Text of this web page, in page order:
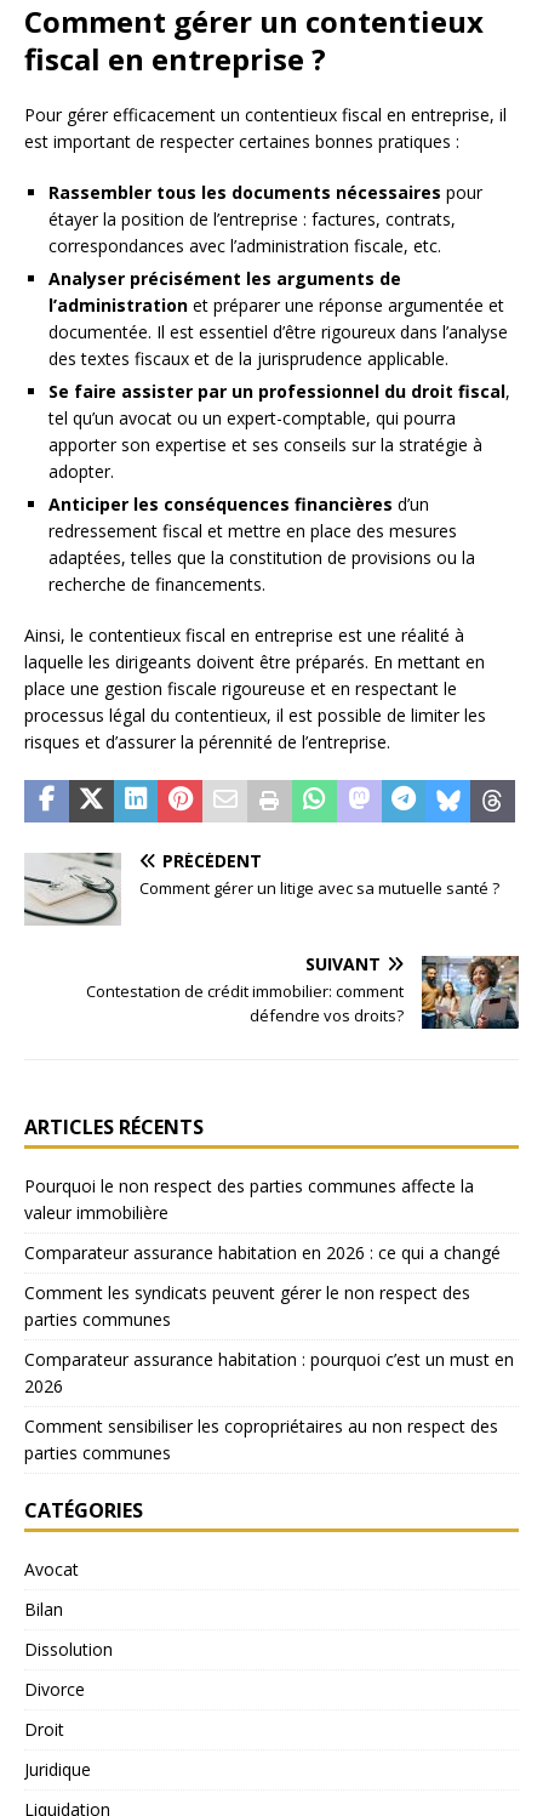
Comment gérer un contentieux
fiscal en entreprise ?
Pour gérer efficacement un contentieux fiscal en entreprise, il
est important de respecter certaines bonnes pratiques :
Rassembler tous les documents nécessaires pour
étayer la position de l’entreprise : factures, contrats,
correspondances avec l’administration fiscale, etc.
Analyser précisément les arguments de
l’administration et préparer une réponse argumentée et
documentée. Il est essentiel d’être rigoureux dans l’analyse
des textes fiscaux et de la jurisprudence applicable.
Se faire assister par un professionnel du droit fiscal,
tel qu’un avocat ou un expert-comptable, qui pourra
apporter son expertise et ses conseils sur la stratégie à
adopter.
Anticiper les conséquences financières d’un
redressement fiscal et mettre en place des mesures
adaptées, telles que la constitution de provisions ou la
recherche de financements.
Ainsi, le contentieux fiscal en entreprise est une réalité à
laquelle les dirigeants doivent être préparés. En mettant en
place une gestion fiscale rigoureuse et en respectant le
processus légal du contentieux, il est possible de limiter les
risques et d’assurer la pérennité de l’entreprise.
PRÉCÉDENT
Comment gérer un litige avec sa mutuelle santé ?
SUIVANT
Contestation de crédit immobilier: comment
défendre vos droits?
ARTICLES RÉCENTS
Pourquoi le non respect des parties communes affecte la
valeur immobilière
Comparateur assurance habitation en 2026 : ce qui a changé
Comment les syndicats peuvent gérer le non respect des
parties communes
Comparateur assurance habitation : pourquoi c’est un must en
2026
Comment sensibiliser les copropriétaires au non respect des
parties communes
CATÉGORIES
Avocat
Bilan
Dissolution
Divorce
Droit
Juridique
Liquidation